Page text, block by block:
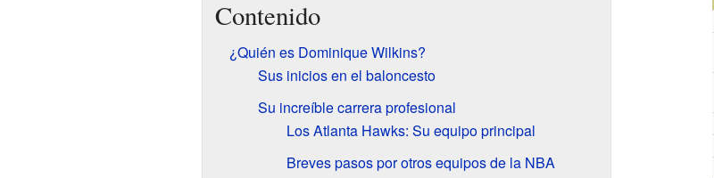
Contenido
¿Quién es Dominique Wilkins?
Sus inicios en el baloncesto
Su increíble carrera profesional
Los Atlanta Hawks: Su equipo principal
Breves pasos por otros equipos de la NBA